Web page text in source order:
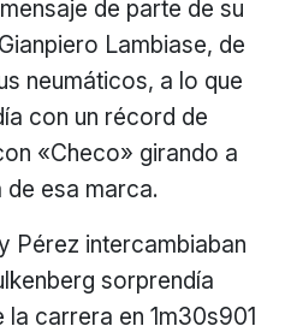
de parte de su
Lambiase, de
neumáticos, a lo que
con un récord de
«Checo» girando a
de esa marca.
Pérez intercambiaban
sorprendía
carrera en 1m30s901